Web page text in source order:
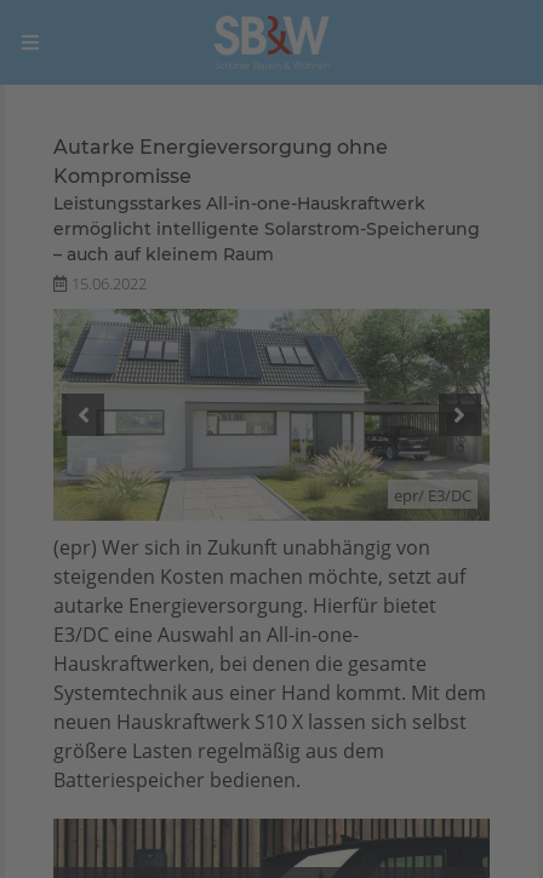
Autarke Energieversorgung ohne
Kompromisse
Leistungsstarkes All-in-one-Hauskraftwerk
ermöglicht intelligente Solarstrom-Speicherung
– auch auf kleinem Raum
15.06.2022
epr/ E3/DC
(epr) Wer sich in Zukunft unabhängig von
steigenden Kosten machen möchte, setzt auf
autarke Energieversorgung. Hierfür bietet
E3/DC eine Auswahl an All-in-one-
Hauskraftwerken, bei denen die gesamte
Systemtechnik aus einer Hand kommt. Mit dem
neuen Hauskraftwerk S10 X lassen sich selbst
größere Lasten regelmäßig aus dem
Batteriespeicher bedienen.